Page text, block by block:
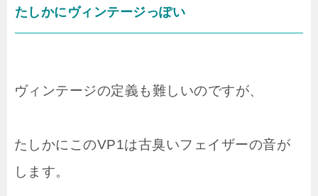
たしかにヴィンテージっぽい
ヴィンテージの定義も難しいのですが、
たしかにこのVP1は古臭いフェイザーの音が
します。